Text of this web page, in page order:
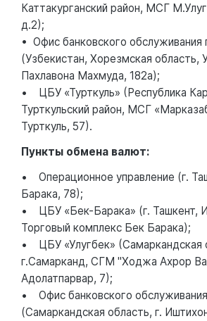
Каттакурганский район, МСГ
д.2);
• Офис банковского обслуживания
(Узбекистан, Хорезмская область,
Пахлавона Махмуда, 182а);
• ЦБУ «Турткуль» (Республика
Турткульский район, МСГ
Турткуль, 57).
Пункты обмена валют:
• Операционное управление (г.
Барака, 78);
• ЦБУ «Бек-Барака» (г. Ташкент,
Торговый комплекс Бек Барака);
• ЦБУ «Улугбек» (Самаркандская
г.Самарканд, СГМ "Ходжа Ахрор
Адолатпарвар, 7);
• Офис банковского
(Самаркандская область, г.